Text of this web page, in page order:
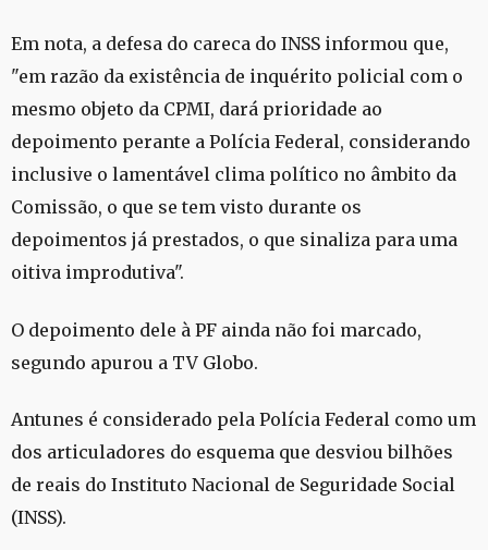
Em nota, a defesa do careca do INSS informou que,
"em razão da existência de inquérito policial com o
mesmo objeto da CPMI, dará prioridade ao
depoimento perante a Polícia Federal, considerando
inclusive o lamentável clima político no âmbito da
Comissão, o que se tem visto durante os
depoimentos já prestados, o que sinaliza para uma
oitiva improdutiva".
O depoimento dele à PF ainda não foi marcado,
segundo apurou a TV Globo.
Antunes é considerado pela Polícia Federal como um
dos articuladores do esquema que desviou bilhões
de reais do Instituto Nacional de Seguridade Social
(INSS).